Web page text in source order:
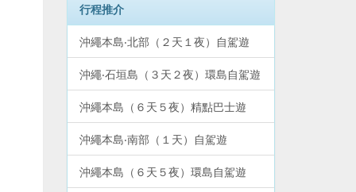
行程推介
沖繩本島‧北部（２天１夜）自駕遊
沖繩‧石垣島（３天２夜）環島自駕遊
沖繩本島（６天５夜）精點巴士遊
沖繩本島‧南部（１天）自駕遊
沖繩本島（６天５夜）環島自駕遊